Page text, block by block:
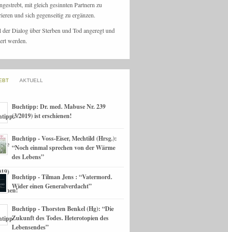
mit gleich gesinnten Partnern zu
und sich gegenseitig zu ergänzen.
der Dialog über Sterben und Tod angeregt und
werden.
AKTUELL
Buchtipp: Dr. med. Mabuse Nr. 239
(3/2019) ist erschienen!
Buchtipp - Voss-Eiser, Mechtild (Hrsg.):
“Noch einmal sprechen von der Wärme
des Lebens”
Buchtipp - Tilman Jens : “Vatermord.
Wider einen Generalverdacht”
Buchtipp - Thorsten Benkel (Hg): “Die
Zukunft des Todes. Heterotopien des
Lebensendes”